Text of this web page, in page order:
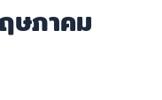
ภาคม